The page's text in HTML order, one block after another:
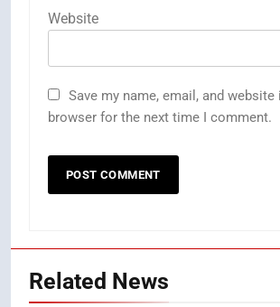
Website
Save my name, email, and website
browser for the next time I comment.
Related News